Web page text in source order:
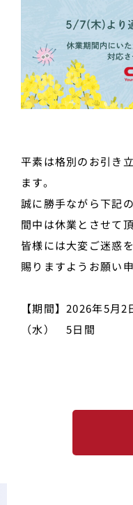
平素は格別のお引き
ます。
誠に勝手ながら下記
間中は休業とさせて頂
皆様には大変ご迷惑
賜りますようお願い
【期間】2026年5月
（水） 5日間